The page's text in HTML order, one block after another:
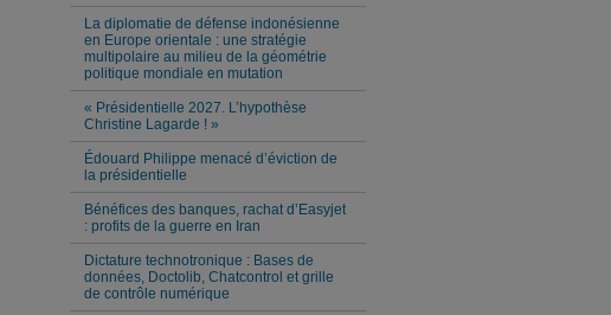
La diplomatie de défense indonésienne
en Europe orientale : une stratégie
multipolaire au milieu de la géométrie
politique mondiale en mutation
« Présidentielle 2027. L’hypothèse
Christine Lagarde ! »
Édouard Philippe menacé d’éviction de
la présidentielle
Bénéfices des banques, rachat d’Easyjet
: profits de la guerre en Iran
Dictature technotronique : Bases de
données, Doctolib, Chatcontrol et grille
de contrôle numérique